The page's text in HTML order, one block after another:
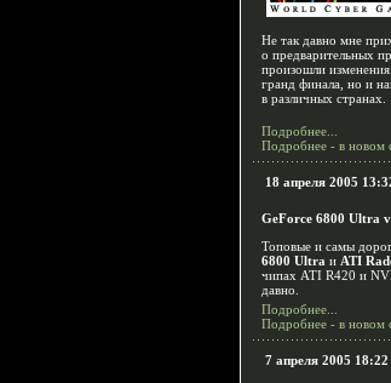
Не так давно мне
о предварительных
произошли
гранд финала, но и
в различных странах.
Подробнее...
Подробнее - в новом
18 апреля 2005
GeForce 6800 Ultra
Топовые и самы
6800 Ultra и ATI
чипах ATI R420 и
давно.
Подробнее...
Подробнее - в новом
7 апреля 2005 18:22